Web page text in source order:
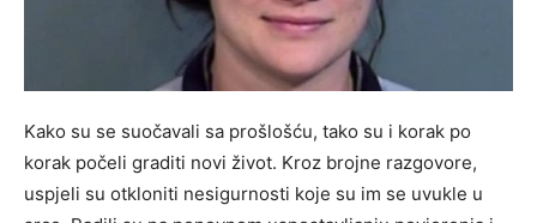
Kako su se suočavali sa prošlošću, tako su i korak po
korak počeli graditi novi život. Kroz brojne razgovore,
uspjeli su otkloniti nesigurnosti koje su im se uvukle u